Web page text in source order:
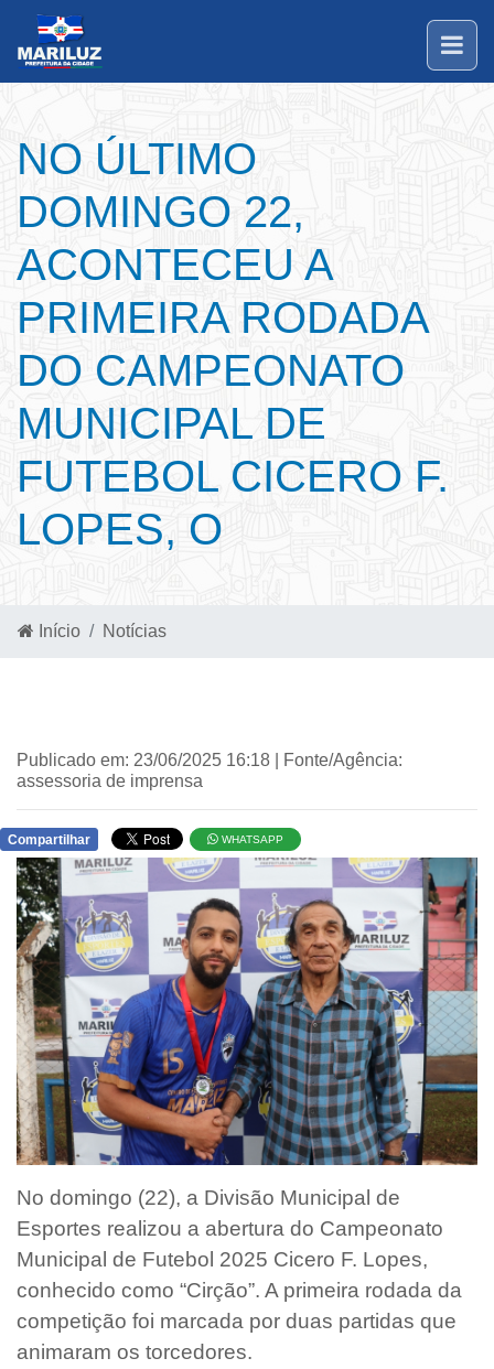
NO ÚLTIMO
DOMINGO 22,
ACONTECEU A
PRIMEIRA RODADA
DO CAMPEONATO
MUNICIPAL DE
FUTEBOL CICERO F.
LOPES, O
Início Notícias
Publicado em: 23/06/2025 16:18 | Fonte/Agência:
assessoria de imprensa
Compartilhar WHATSAPP
No domingo (22), a Divisão Municipal de
Esportes realizou a abertura do Campeonato
Municipal de Futebol 2025 Cicero F. Lopes,
conhecido como “Cirção”. A primeira rodada da
competição foi marcada por duas partidas que
animaram os torcedores.